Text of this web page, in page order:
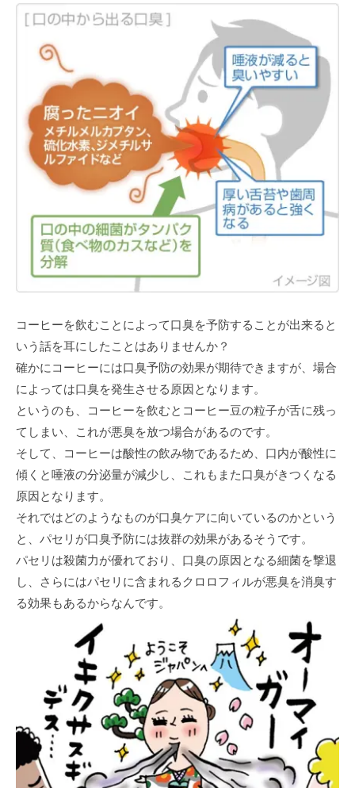
コーヒーを飲むことによって口臭を予防することが出来ると
いう話を耳にしたことはありませんか？
確かにコーヒーには口臭予防の効果が期待できますが、場合
によっては口臭を発生させる原因となります。
というのも、コーヒーを飲むとコーヒー豆の粒子が舌に残っ
てしまい、これが悪臭を放つ場合があるのです。
そして、コーヒーは酸性の飲み物であるため、口内が酸性に
傾くと唾液の分泌量が減少し、これもまた口臭がきつくなる
原因となります。
それではどのようなものが口臭ケアに向いているのかという
と、パセリが口臭予防には抜群の効果があるそうです。
パセリは殺菌力が優れており、口臭の原因となる細菌を撃退
し、さらにはパセリに含まれるクロロフィルが悪臭を消臭す
る効果もあるからなんです。